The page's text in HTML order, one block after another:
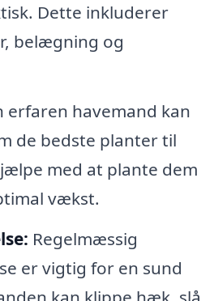
Dette inkluderer
belægning og
erfaren havemand kan
de bedste planter til
med at plante dem
vækst.
Regelmæssig
er vigtig for en sund